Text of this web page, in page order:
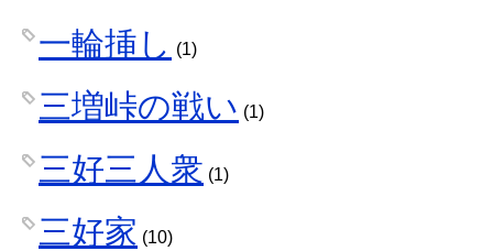
一輪挿し (1)
三増峠の戦い (1)
三好三人衆 (1)
三好家 (10)